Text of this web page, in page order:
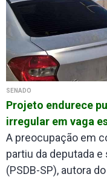
SENADO
Projeto endurece
irregular em vaga
A preocupação em
partiu da deputada e
(PSDB-SP), autora